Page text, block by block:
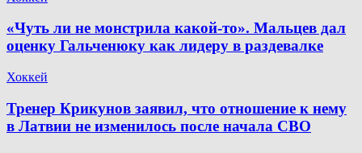
«Чуть ли не монстрила какой-то». Мальцев дал
оценку Гальченюку как лидеру в раздевалке
Хоккей
Тренер Крикунов заявил, что отношение к нему
в Латвии не изменилось после начала СВО